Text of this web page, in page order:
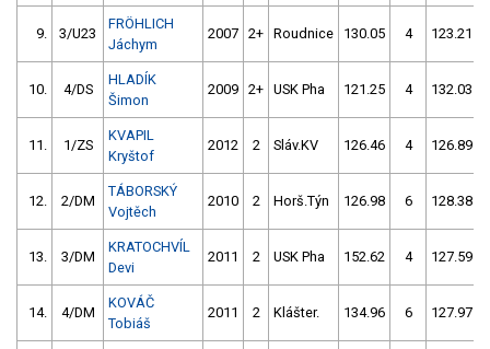
9. 3/U23
FRÖHLICH
Jáchym
2007 2+ Roudnice 130.05 4 123.21
10. 4/DS
HLADÍK
Šimon
2009 2+ USK Pha 121.25 4 132.03
11. 1/ZS
KVAPIL
Kryštof
2012 2 Sláv.KV 126.46 4 126.89
12. 2/DM
TÁBORSKÝ
Vojtěch
2010 2 Horš.Týn 126.98 6 128.38
13. 3/DM
KRATOCHVÍL
Devi
2011 2 USK Pha 152.62 4 127.59
14. 4/DM
KOVÁČ
Tobiáš
2011 2 Klášter. 134.96 6 127.97